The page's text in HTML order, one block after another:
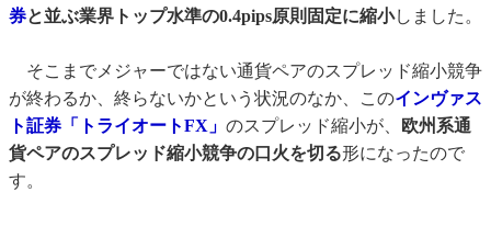
券と並ぶ業界トップ水準の0.4pips原則固定に縮小しました。
そこまでメジャーではない通貨ペアのスプレッド縮小競争
が終わるか、終らないかという状況のなか、このインヴァス
ト証券「トライオートFX」 のスプレッド縮小が、
欧州系通
貨ペアのスプレッド縮小競争の口火を切る形になったので
す。